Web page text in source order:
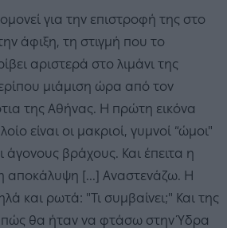
για την επιστροφή της στο
άφιξη, τη στιγμή που το
αριστερά στο λιμάνι της
μιάμιση ώρα από τον
της Αθήνας. Η πρώτη εικόνα
είναι οι μακριοί, γυμνοί “ώμοι"
άγονους βράχους. Και έπειτα η
αποκάλυψη [...] Αναστενάζω. Η
και ρωτά: "Τι συμβαίνει;" Και της
πώς θα ήταν να φτάσω στην Ύδρα